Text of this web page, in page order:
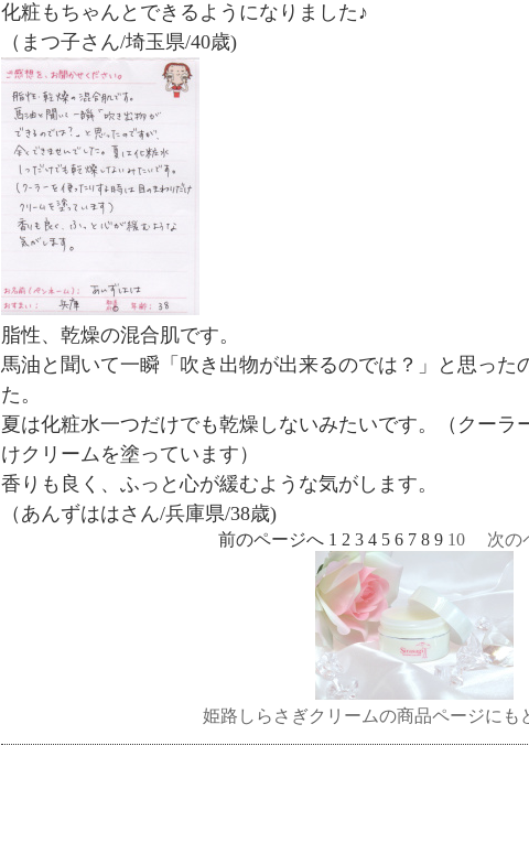
化粧もちゃんとできるようになりました♪
（まつ子さん/埼玉県/40歳)
脂性、乾燥の混合肌です。
馬油と聞いて一瞬「吹き出物が出来るのでは？」と思った
た。
夏は化粧水一つだけでも乾燥しないみたいです。（クーラ
けクリームを塗っています）
香りも良く、ふっと心が緩むような気がします。
（あんずははさん/兵庫県/38歳)
前のページへ 1 2 3 4 5 6 7 8 9 10 次の
姫路しらさぎクリームの商品ページにも